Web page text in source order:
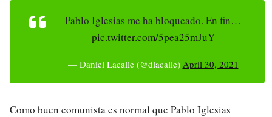
Pablo Iglesias me ha bloqueado. En fin…
pic.twitter.com/5pea25mJuY
— Daniel Lacalle (@dlacalle) April 30, 2021
Como buen comunista es normal que Pablo Iglesias